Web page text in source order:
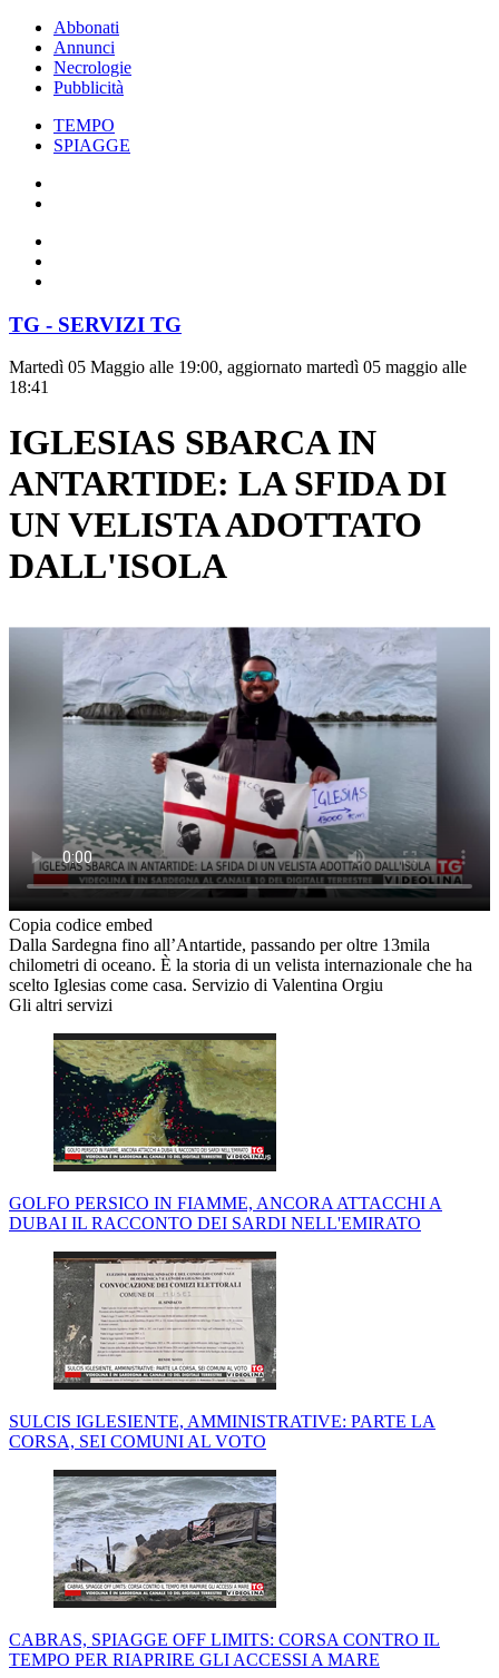
Abbonati
Annunci
Necrologie
Pubblicità
TEMPO
SPIAGGE
TG - SERVIZI TG
Martedì 05 Maggio alle 19:00, aggiornato martedì 05 maggio alle
18:41
IGLESIAS SBARCA IN
ANTARTIDE: LA SFIDA DI
UN VELISTA ADOTTATO
DALL'ISOLA
Copia codice embed
Dalla Sardegna fino all’Antartide, passando per oltre 13mila
chilometri di oceano. È la storia di un velista internazionale che ha
scelto Iglesias come casa. Servizio di Valentina Orgiu
Gli altri servizi
GOLFO PERSICO IN FIAMME, ANCORA ATTACCHI A
DUBAI IL RACCONTO DEI SARDI NELL'EMIRATO
SULCIS IGLESIENTE, AMMINISTRATIVE: PARTE LA
CORSA, SEI COMUNI AL VOTO
CABRAS, SPIAGGE OFF LIMITS: CORSA CONTRO IL
TEMPO PER RIAPRIRE GLI ACCESSI A MARE